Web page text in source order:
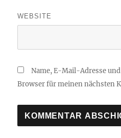
WEBSITE
Name, E-Mail-Adresse
Browser für meinen nächsten